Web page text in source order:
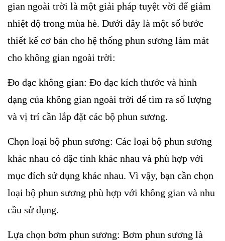
gian ngoài trời là một giải pháp tuyệt vời để giảm
nhiệt độ trong mùa hè. Dưới đây là một số bước
thiết kế cơ bản cho hệ thống phun sương làm mát
cho không gian ngoài trời:
Đo đạc không gian: Đo đạc kích thước và hình
dạng của không gian ngoài trời để tìm ra số lượng
và vị trí cần lắp đặt các bộ phun sương.
Chọn loại bộ phun sương: Các loại bộ phun sương
khác nhau có đặc tính khác nhau và phù hợp với
mục đích sử dụng khác nhau. Vì vậy, bạn cần chọn
loại bộ phun sương phù hợp với không gian và nhu
cầu sử dụng.
Lựa chọn bơm phun sương: Bơm phun sương là